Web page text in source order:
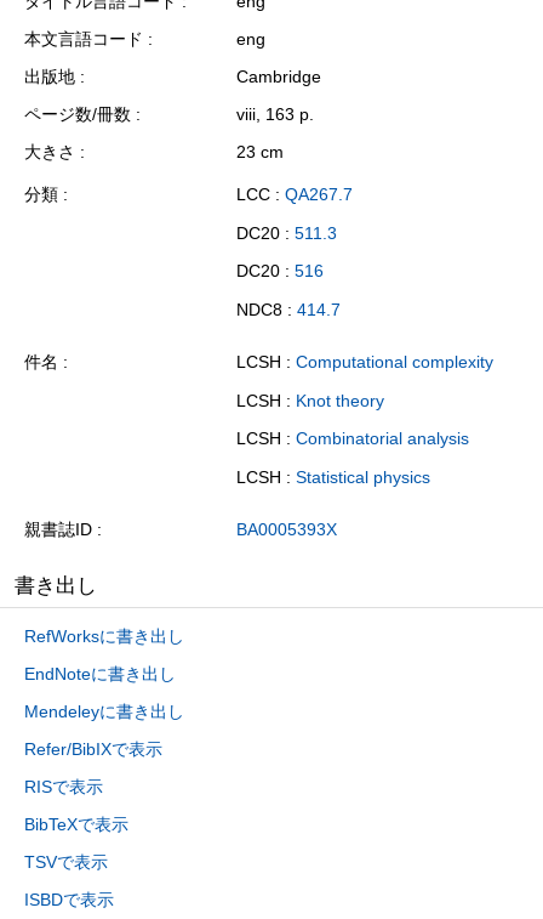
本文言語コード
eng
出版地
Cambridge
ページ数/冊数
viii, 163 p.
大きさ
23 cm
分類 LCC : QA267.7
DC20 : 511.3
DC20 : 516
NDC8 : 414.7
件名 LCSH : Computational complexity
LCSH : Knot theory
LCSH : Combinatorial analysis
LCSH : Statistical physics
親書誌ID BA0005393X
書き出し
RefWorksに書き出し
EndNoteに書き出し
Mendeleyに書き出し
Refer/BibIXで表示
RISで表示
BibTeXで表示
TSVで表示
ISBDで表示